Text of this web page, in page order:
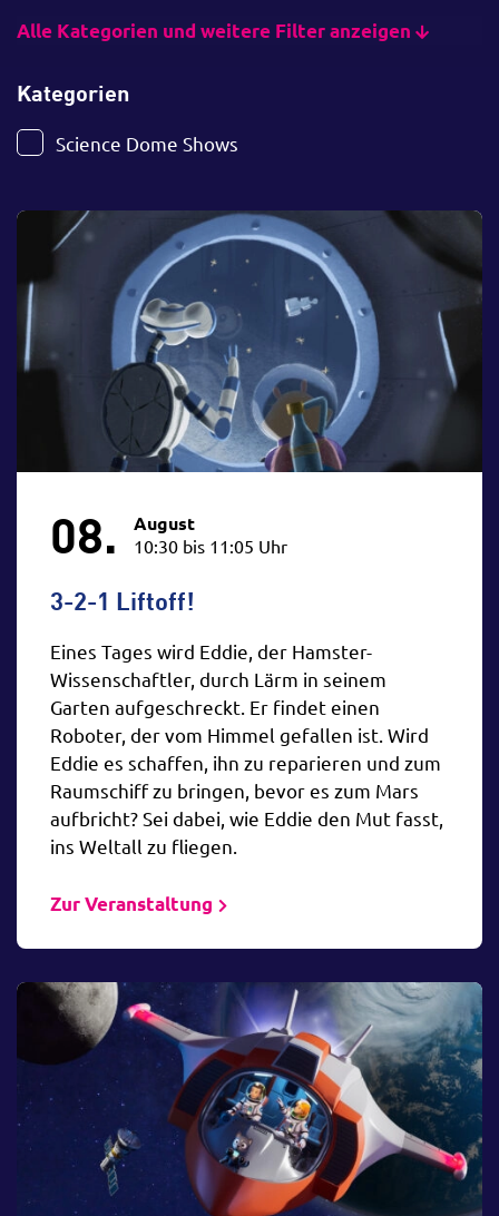
Alle Kategorien und weitere Filter anzeigen
Kategorien
Science Dome Shows
Ferienprogramm
Kurs
Fortbildung
Vortrag
Wettbewerbe
Robert Mayer Lecture
Experimentierküche
Info-Veranstaltung
Forum
Freizeitprogramm
Experimentaltheater
Erwachsene
Grundschule
Jugendliche
5. - 10. Klasse
11. - 13. Klasse
Zeitpunkt
vormittags nachmittags abends
08. August
10:30 bis 11:05 Uhr
3-2-1 Liftoff!
Eines Tages wird Eddie, der Hamster-
Wissenschaftler, durch Lärm in seinem
Garten aufgeschreckt. Er findet einen
Roboter, der vom Himmel gefallen ist. Wird
Eddie es schaffen, ihn zu reparieren und zum
Raumschiff zu bringen, bevor es zum Mars
aufbricht? Sei dabei, wie Eddie den Mut fasst,
ins Weltall zu fliegen.
Zur Veranstaltung